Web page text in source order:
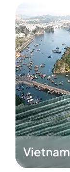
Vietnam